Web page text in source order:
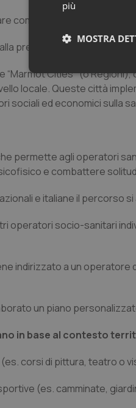
comunità e ambienti sani e
prevenzione delle malattie.
“Marmot Cities“(o Regioni),
locale. Queste città
sociali ed economici sulla
permette agli operatori
e combattere
e italiane il percorso
operatori socio-sanitari
indirizzato a un operatore
un piano
in base al contesto
corsi di pittura, teatro o
(es. camminate,
più
MOSTRA
e l'accesso alle
tracking-sites-
session-id